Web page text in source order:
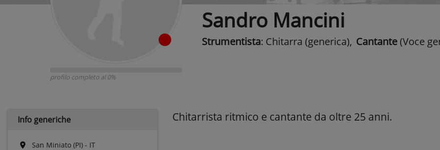
profilo completo al 0%
Sandro Mancini
Strumentista: Chitarra (generica), Cantante (Voce
Info generiche
San Miniato (PI) - IT
Chitarrista ritmico e cantante da oltre 25 anni.